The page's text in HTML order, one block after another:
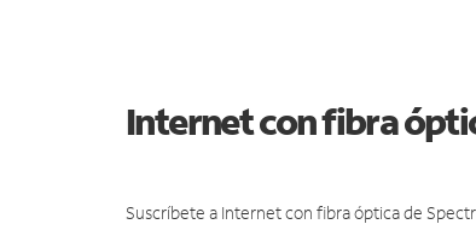
Internet con fibra
Suscríbete a Internet con fibra óptica de